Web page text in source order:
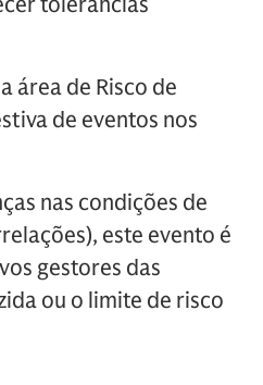
área de Risco de
de eventos nos
nas condições de
este evento é
gestores das
ou o limite de risco